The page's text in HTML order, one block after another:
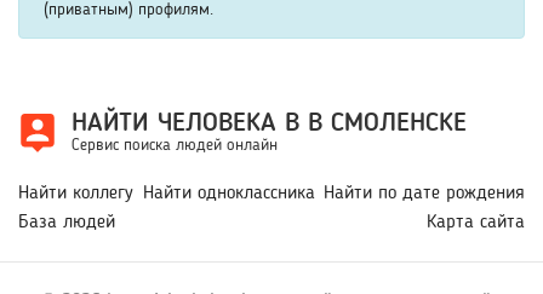
пользователей.
(приватным) профилям.
НАЙТИ ЧЕЛОВЕКА В В СМОЛЕНСКЕ
Сервис поиска людей онлайн
Найти коллегу Найти одноклассника Найти по дате рождения
База людей
Карта сайта